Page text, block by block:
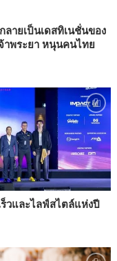
ลายเป็นเดสทิเนชั่นของ
าพระยา หนุนคนไทย
ร็วและไลฟ์สไตล์แห่งปี